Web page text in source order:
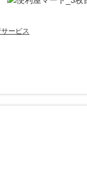
ービス